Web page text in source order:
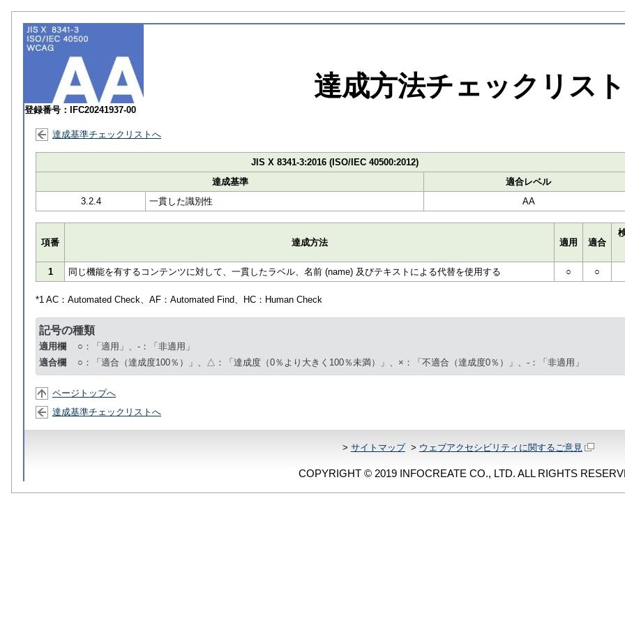
登録番号：IFC20241937-00
達成方法チェックリスト
達成基準チェックリストへ
JIS X 8341-3:2016 (ISO/IEC 40500:2012)
達成基準
適合レベル
3.2.4
一貫した識別性 AA
項番 達成方法 適用 適合
1 同じ機能を有するコンテンツに対して、一貫したラベル、名前 (name) 及びテキストによる代替を使用する ○ ○
*1 AC： Automated Check、AF： Automated Find、HC： Human Check
記号の種類
適用欄
○：「適用」、-：「非適用」
適合欄
○：「適合（達成度100％）」、△：「達成度（0％より大きく100％未満）」、×：「不適合（達成度0％）」、-：「非適用」
ページトップへ
達成基準チェックリストへ
> サイトマップ> ウェブアクセシビリティに関するご意見
COPYRIGHT © 2019 INFOCREATE CO., LTD. ALL RIGHTS